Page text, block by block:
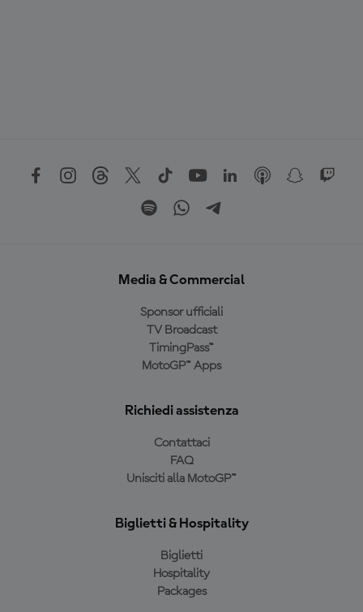
Media & Commercial
Sponsor ufficiali
TV Broadcast
TimingPass™
MotoGP™ Apps
Richiedi assistenza
Contattaci
FAQ
Unisciti alla MotoGP™
Biglietti & Hospitality
Biglietti
Hospitality
Packages